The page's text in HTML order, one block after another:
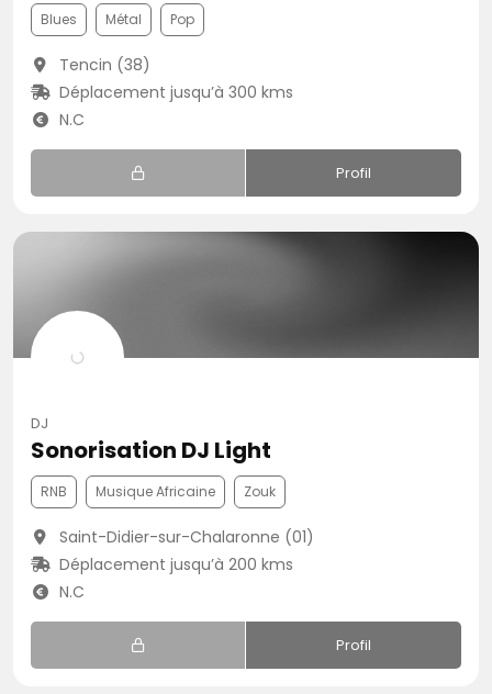
Blues Métal Pop
Tencin (38)
Déplacement jusqu’à 300 kms
N.C
Profil
DJ
Sonorisation DJ Light
RNB Musique Africaine Zouk
Saint-Didier-sur-Chalaronne (01)
Déplacement jusqu’à 200 kms
N.C
Profil